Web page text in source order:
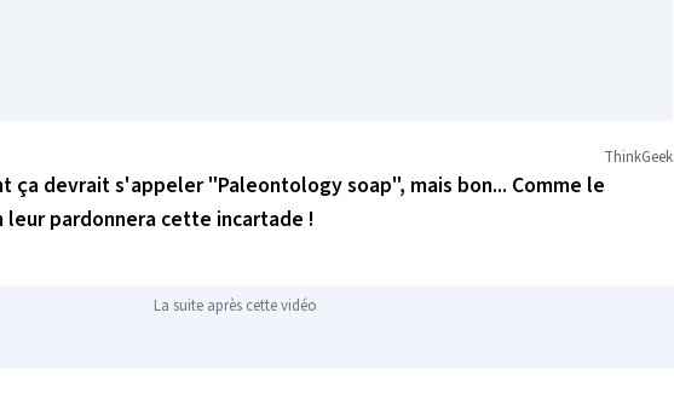
ThinkGeek
ça devrait s'appeler "Paleontology soap", mais bon... Comme le
pardonnera cette incartade !
La suite après cette vidéo